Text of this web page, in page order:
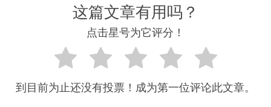
这篇文章有用吗？
点击星号为它评分！
到目前为止还没有投票！成为第一位评论此文章。